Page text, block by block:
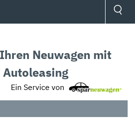
Neuwagen mit
Ein Service von